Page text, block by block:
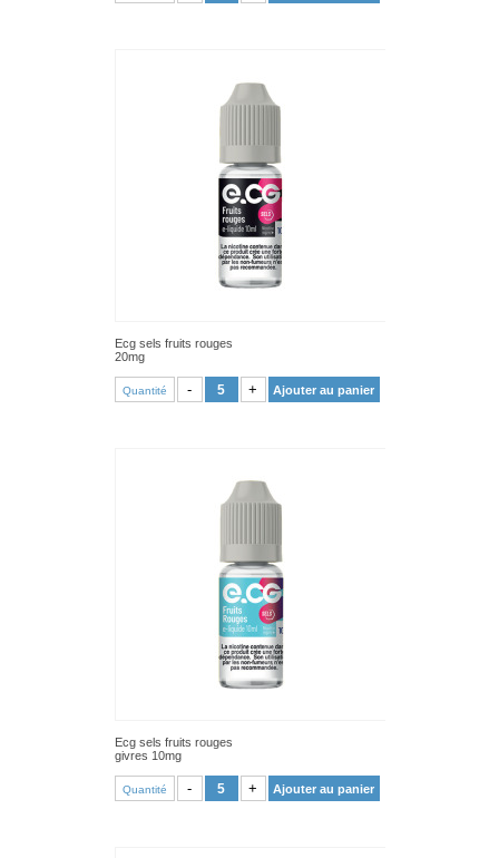
Ecg sels fruits rouges
20mg
Quantité - + Ajouter au panier
Ecg sels fruits rouges
givres 10mg
Quantité - + Ajouter au panier